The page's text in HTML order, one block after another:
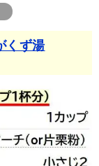
くず湯